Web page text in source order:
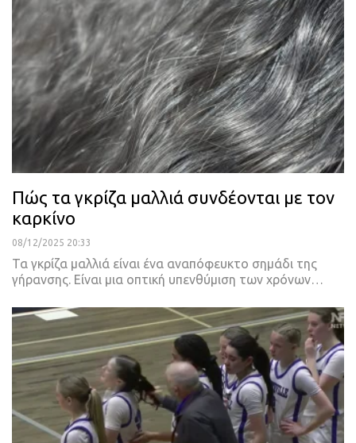
Πώς τα γκρίζα μαλλιά συνδέονται με τον
καρκίνο
08/12/2025 20:33
Τα γκρίζα μαλλιά είναι ένα αναπόφευκτο σημάδι της
γήρανσης. Είναι μια οπτική υπενθύμιση των χρόνων…